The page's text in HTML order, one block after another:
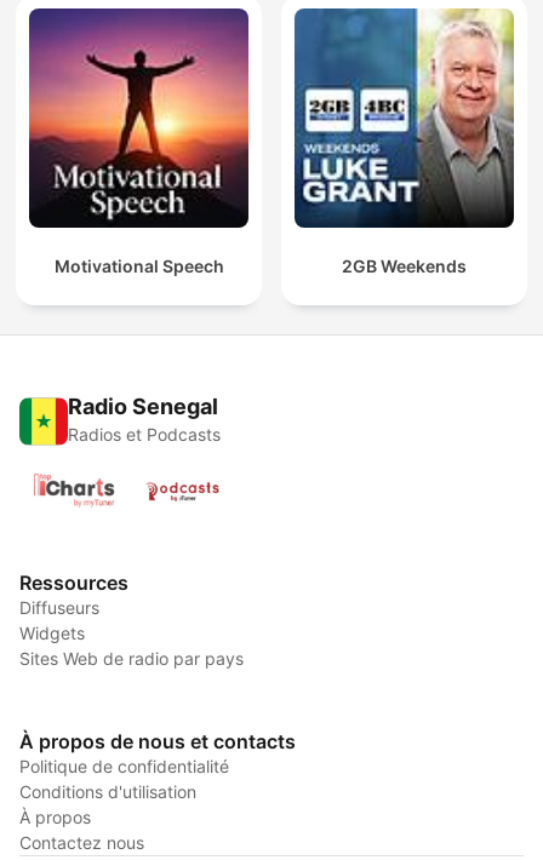
Motivational Speech 2GB Weekends
Radio Senegal
Radios et Podcasts
Ressources
Diffuseurs
Widgets
Sites Web de radio par pays
À propos de nous et contacts
Politique de confidentialité
Conditions d'utilisation
À propos
Contactez nous